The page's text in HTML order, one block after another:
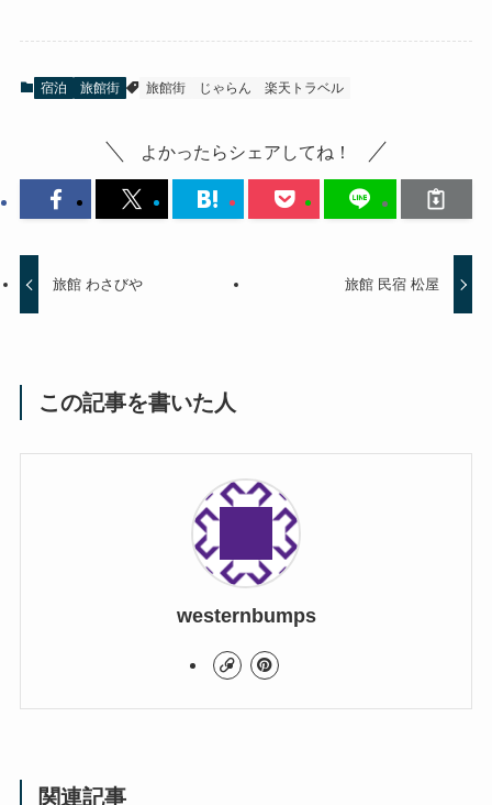
宿泊 旅館街 旅館街 じゃらん 楽天トラベル
よかったらシェアしてね！
旅館 わさびや 旅館 民宿 松屋
この記事を書いた人
westernbumps
関連記事